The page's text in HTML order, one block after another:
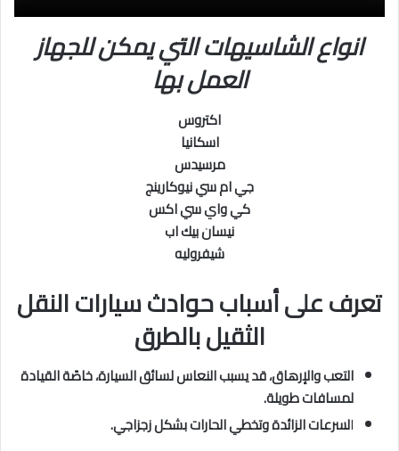
انواع الشاسيهات التي يمكن للجهاز
العمل بها
اكتروس
اسكانيا
مرسيدس
جي ام سي نيوكارينج
كي واي سي اكس
نيسان بيك اب
شيفروليه
تعرف على أسباب حوادث سيارات النقل
الثقيل بالطرق
التعب والإرهاق، قد يسبب النعاس لسائق السيارة، خاصًة القيادة
لمسافات طويلة.
السرعات الزائدة وتخطي الحارات بشكل زجزاجي.